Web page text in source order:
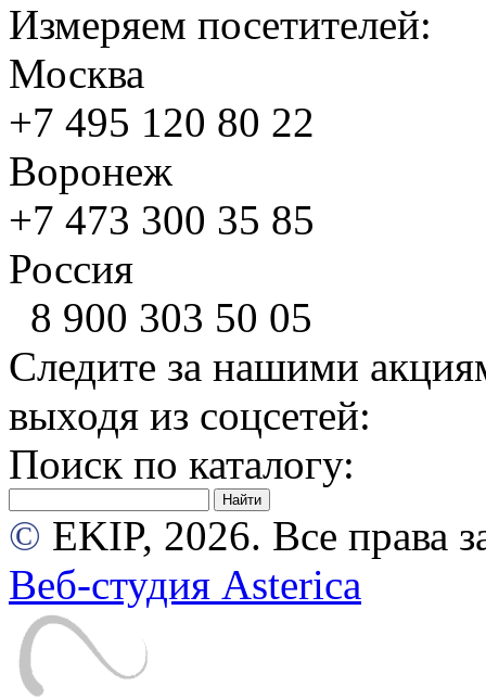
Измеряем посетителей:
Москва
+7 495 120 80 22
Воронеж
+7 473 300 35 85
Россия
8 900 303 50 05
Следите за нашими
выходя из соцсетей:
Поиск по каталогу:
© EKIP, 2026. Все права
Веб-студия Asterica